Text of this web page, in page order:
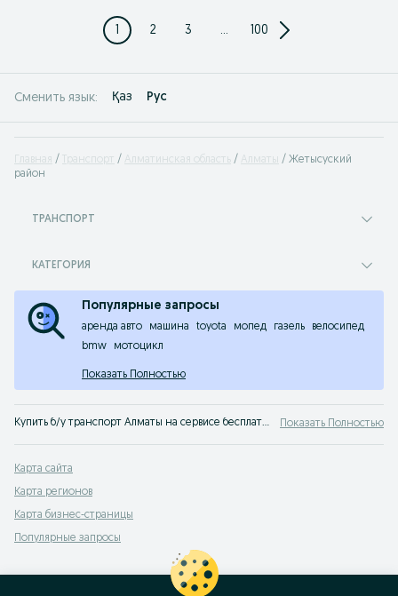
1 2 3 ... 100
Сменить язык: Қаз Рус
Главная Транспорт Алматинская область Алматы
Жетысуский
район
ТРАНСПОРТ
КАТЕГОРИЯ
Популярные запросы
аренда авто машина toyota мопед газель
велосипед
bmw
мотоцикл
Показать Полностью
Купить б/у транспорт Алматы на сервисе бесплатных объявлений OLX. Продажа и обмен любых видов транспорта, запчасти и транспортные услуги. Показать Полностью
Карта сайта
Карта регионов
Карта бизнес-страницы
Популярные запросы